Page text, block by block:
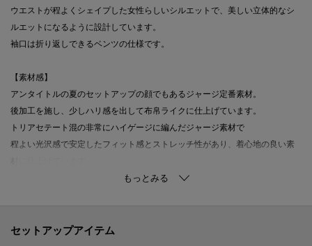
ウエストが程よくシェイプした女性らしいシルエットで、美しい立体的なシ
ルエットになるように設計しています。
袖口は折り返しできるベンツの仕様です。
【素材感】
アンタイトルの夏のセットアップの顔でもあるジャージ定番素材。
後加工を施し、少しハリ感を出して布帛ライクに仕上げています。
トリアセテート混の非常にハイゲージに編んだジャージ素材で
程よい光沢感で安定したフィット感とストレッチ性があり、着心地の良い素
清涼感のあるさらっとした風合いも特徴です。
■チャコールグレー(613):チャコールグレー(013)に比べ若干の濃さがございま
セットアップアイテム